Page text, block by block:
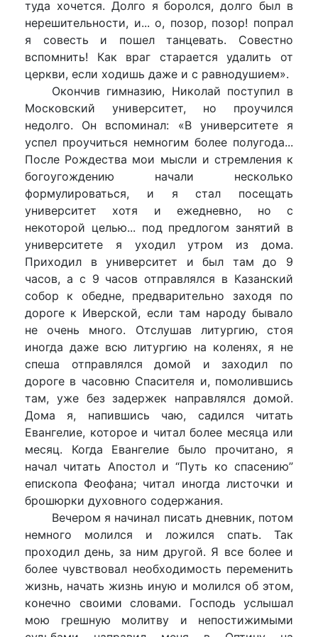
туда хочется. Долго я боролся, долго был в
нерешительности, и... о, позор, позор! попрал
я совесть и пошел танцевать. Совестно
вспомнить! Как враг старается удалить от
церкви, если ходишь даже и с равнодушием».
Окончив гимназию, Николай поступил в
Московский университет, но проучился
недолго. Он вспоминал: «В университете я
успел проучиться немногим более полугода...
После Рождества мои мысли и стремления к
богоугождению начали несколько
формулироваться, и я стал посещать
университет хотя и ежедневно, но с
некоторой целью... под предлогом занятий в
университете я уходил утром из дома.
Приходил в университет и был там до 9
часов, а с 9 часов отправлялся в Казанский
собор к обедне, предварительно заходя по
дороге к Иверской, если там народу бывало
не очень много. Отслушав литургию, стоя
иногда даже всю литургию на коленях, я не
спеша отправлялся домой и заходил по
дороге в часовню Спасителя и, помолившись
там, уже без задержек направлялся домой.
Дома я, напившись чаю, садился читать
Евангелие, которое и читал более месяца или
месяц. Когда Евангелие было прочитано, я
начал читать Апостол и “Путь ко спасению”
епископа Феофана; читал иногда листочки и
брошюрки духовного содержания.
Вечером я начинал писать дневник, потом
немного молился и ложился спать. Так
проходил день, за ним другой. Я все более и
более чувствовал необходимость переменить
жизнь, начать жизнь иную и молился об этом,
конечно своими словами. Господь услышал
мою грешную молитву и непостижимыми